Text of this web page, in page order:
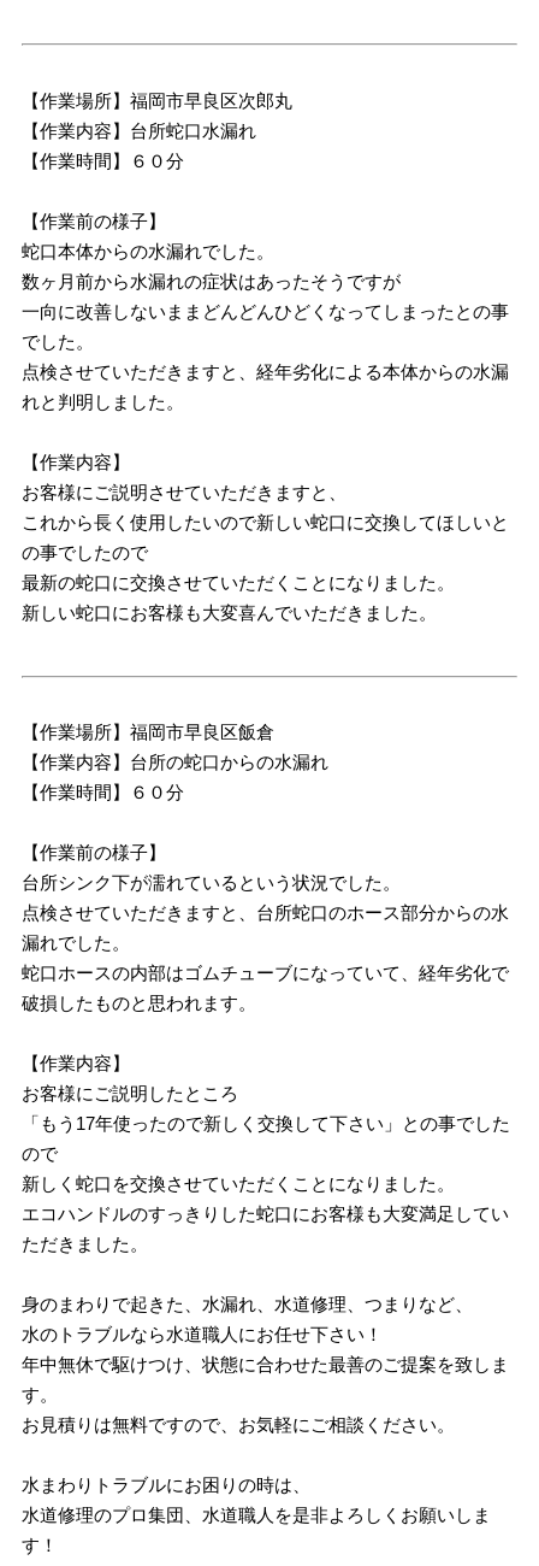
【作業場所】福岡市早良区次郎丸
【作業内容】台所蛇口水漏れ
【作業時間】６０分
【作業前の様子】
蛇口本体からの水漏れでした。
数ヶ月前から水漏れの症状はあったそうですが
一向に改善しないままどんどんひどくなってしまったとの事
でした。
点検させていただきますと、経年劣化による本体からの水漏
れと判明しました。
【作業内容】
お客様にご説明させていただきますと、
これから長く使用したいので新しい蛇口に交換してほしいと
の事でしたので
最新の蛇口に交換させていただくことになりました。
新しい蛇口にお客様も大変喜んでいただきました。
【作業場所】福岡市早良区飯倉
【作業内容】台所の蛇口からの水漏れ
【作業時間】６０分
【作業前の様子】
台所シンク下が濡れているという状況でした。
点検させていただきますと、台所蛇口のホース部分からの水
漏れでした。
蛇口ホースの内部はゴムチューブになっていて、経年劣化で
破損したものと思われます。
【作業内容】
お客様にご説明したところ
「もう17年使ったので新しく交換して下さい」との事でした
ので
新しく蛇口を交換させていただくことになりました。
エコハンドルのすっきりした蛇口にお客様も大変満足してい
ただきました。
身のまわりで起きた、水漏れ、水道修理、つまりなど、
水のトラブルなら水道職人にお任せ下さい！
年中無休で駆けつけ、状態に合わせた最善のご提案を致しま
す。
お見積りは無料ですので、お気軽にご相談ください。
水まわりトラブルにお困りの時は、
水道修理のプロ集団、水道職人を是非よろしくお願いしま
す！